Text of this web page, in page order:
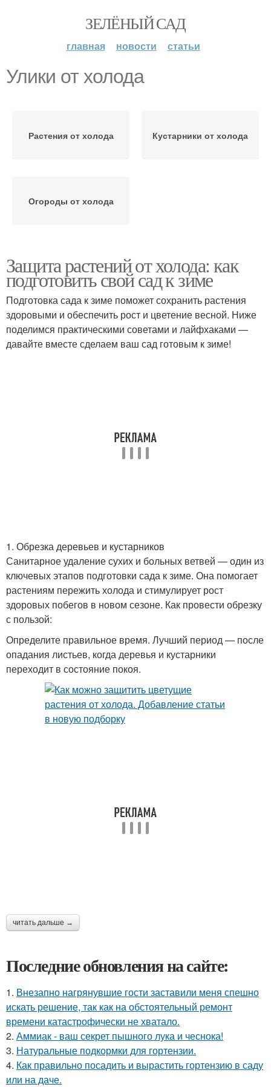
ЗЕЛЁНЫЙ САД
главная новости статьи
Улики от холода
Растения от холода Кустарники от холода
Огороды от холода
Защита растений от холода: как
подготовить свой сад к зиме
Подготовка сада к зиме поможет сохранить растения
здоровыми и обеспечить рост и цветение весной. Ниже
поделимся практическими советами и лайфхаками —
давайте вместе сделаем ваш сад готовым к зиме!
1. Обрезка деревьев и кустарников
Санитарное удаление сухих и больных ветвей — один из
ключевых этапов подготовки сада к зиме. Она помогает
растениям пережить холода и стимулирует рост
здоровых побегов в новом сезоне. Как провести обрезку
с пользой:
Определите правильное время. Лучший период — после
опадания листьев, когда деревья и кустарники
переходит в состояние покоя.
читать дальше →
Последние обновления на сайте:
1. Внезапно нагрянувшие гости заставили меня спешно
искать решение, так как на обстоятельный ремонт
времени катастрофически не хватало.
2. Аммиак - ваш секрет пышного лука и чеснока!
3. Натуральные подкормки для гортензии.
4. Как правильно посадить и вырастить гортензию в саду
или на даче.